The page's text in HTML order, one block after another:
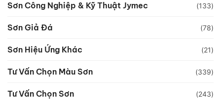
Sơn Công Nghiệp & Kỹ Thuật Jymec (133)
Sơn Giả Đá (78)
Sơn Hiệu Ứng Khác (21)
Tư Vấn Chọn Màu Sơn (339)
Tư Vấn Chọn Sơn (243)